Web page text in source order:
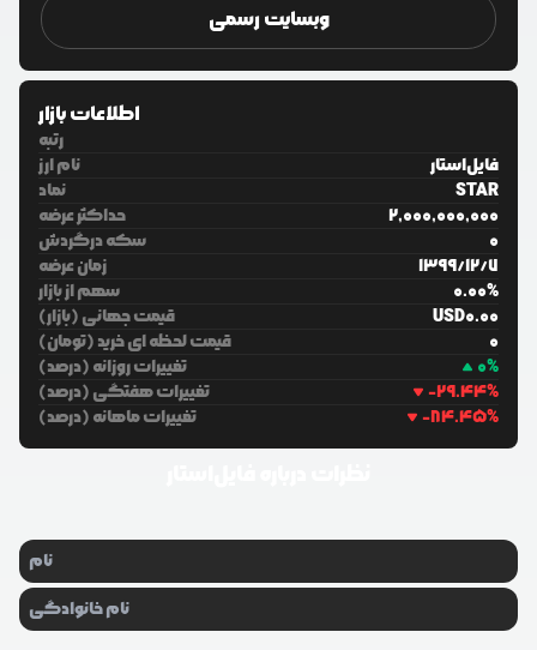
وبسایت رسمی
اطلاعات بازار
رتبه
نام ارز
فایل‌استار
نماد
STAR
حداکثر عرضه
2,000,000,000
سکه درگردش
0
زمان عرضه
1399/12/7
سهم از بازار
0.00%
قیمت جهانی (بازار)
USD0.00
قیمت لحظه ای خرید (تومان)
0
تغییرات روزانه (درصد)
0%
تغییرات هفتگی (درصد)
-29.44%
تغییرات ماهانه (درصد)
-84.45%